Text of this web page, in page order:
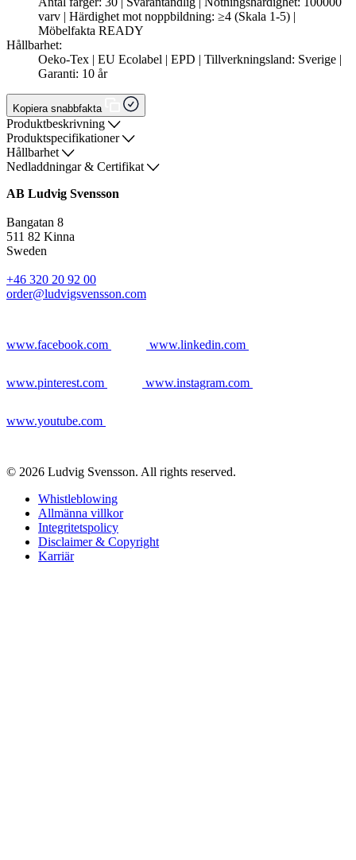
varv | Härdighet mot noppbildning: ≥4 (Skala 1-5) |
Möbelfakta READY
Hållbarhet:
Oeko-Tex | EU Ecolabel | EPD | Tillverkningsland: Sverige |
Garanti: 10 år
Kopiera snabbfakta
Produktbeskrivning
Produktspecifikationer
Hållbarhet
Nedladdningar & Certifikat
AB Ludvig Svensson
Bangatan 8
511 82 Kinna
Sweden
+46 320 20 92 00
order@ludvigsvensson.com
www.facebook.com www.linkedin.com
www.pinterest.com www.instagram.com
www.youtube.com
© 2026 Ludvig Svensson. All rights reserved.
Whistleblowing
Allmänna villkor
Integritetspolicy
Disclaimer & Copyright
Karriär